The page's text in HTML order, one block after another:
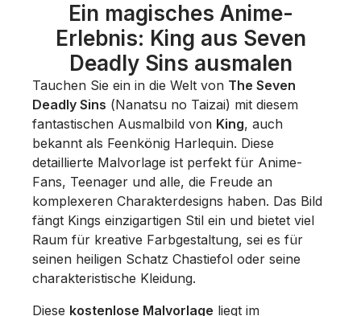
Ein magisches Anime-
Erlebnis: King aus Seven
Deadly Sins ausmalen
Tauchen Sie ein in die Welt von The Seven
Deadly Sins (Nanatsu no Taizai) mit diesem
fantastischen Ausmalbild von King, auch
bekannt als Feenkönig Harlequin. Diese
detaillierte Malvorlage ist perfekt für Anime-
Fans, Teenager und alle, die Freude an
komplexeren Charakterdesigns haben. Das Bild
fängt Kings einzigartigen Stil ein und bietet viel
Raum für kreative Farbgestaltung, sei es für
seinen heiligen Schatz Chastiefol oder seine
charakteristische Kleidung.
Diese kostenlose Malvorlage liegt im